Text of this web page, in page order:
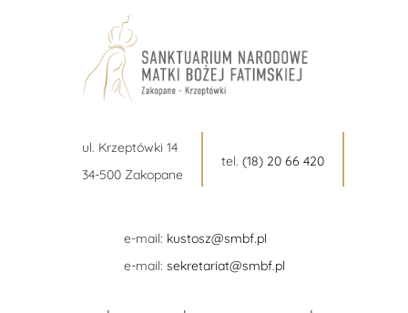
ul. Krzeptówki 14
34-500 Zakopane
tel. (18) 20 66 420
e-mail: kustosz@smbf.pl
e-mail: sekretariat@smbf.pl